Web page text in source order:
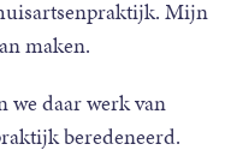
Zomeren WT,
study of the
2022 Jul 28;72:e592-
Mijn
maken.
we daar werk van
beredeneerd.